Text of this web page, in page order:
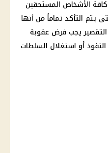
الأشخاص المستحقين
يتم التأكد تماماً من أنها
يجب فرض عقوبة
أو استغلال السلطات